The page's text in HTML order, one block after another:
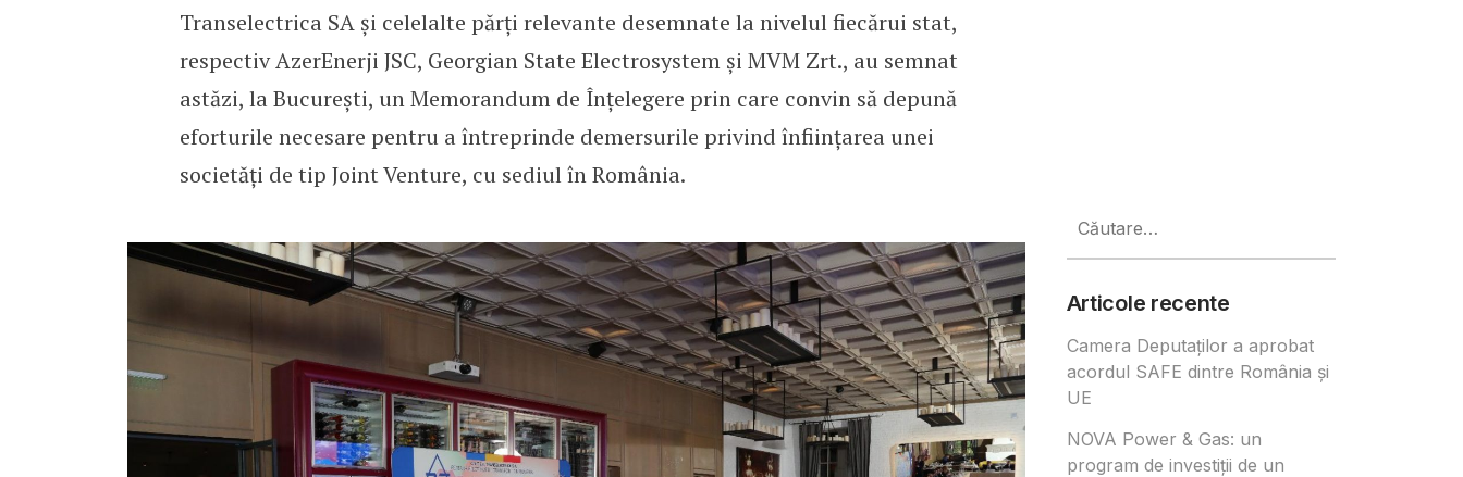
Transelectrica SA și celelalte părți relevante desemnate la nivelul fiecărui stat,
respectiv AzerEnerji JSC, Georgian State Electrosystem și MVM Zrt., au semnat
astăzi, la București, un Memorandum de Înțelegere prin care convin să depună
eforturile necesare pentru a întreprinde demersurile privind înființarea unei
societăți de tip Joint Venture, cu sediul în România.
după:
Articole recente
Camera Deputaților a aprobat
acordul SAFE dintre România și
UE
NOVA Power & Gas: un
program de investiții de un